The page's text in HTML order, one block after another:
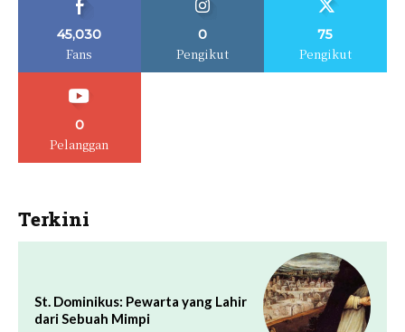
45,030
Fans
0
Pengikut
75
Pengikut
0
Pelanggan
Terkini
St. Dominikus: Pewarta yang Lahir
dari Sebuah Mimpi